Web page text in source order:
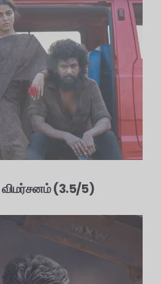
விமர்சனம் (3.5/5)